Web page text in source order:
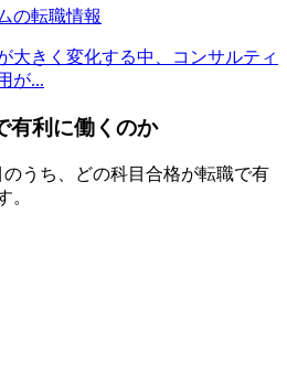
の転職情報
大きく変化する中、コンサルティ
が...
有利に働くのか
うち、どの科目合格が転職で有
。